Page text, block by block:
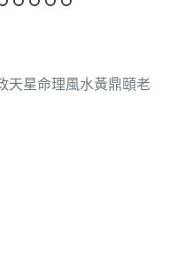
天星命理風水黃鼎頤老